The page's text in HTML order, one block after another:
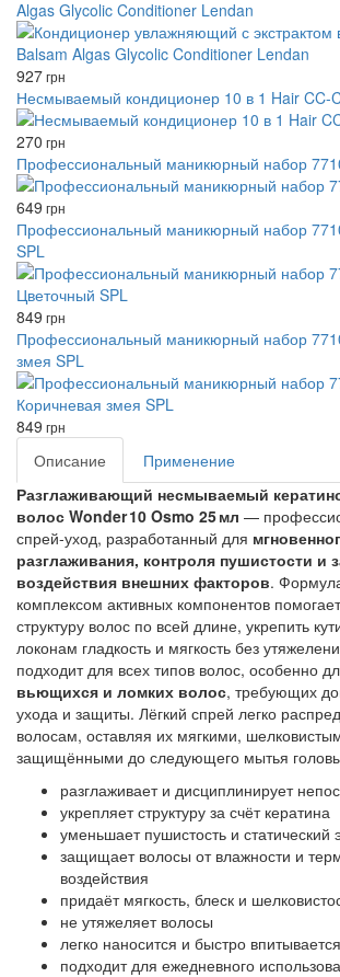
Algas Glycolic Conditioner Lendan
927грн
Несмываемый кондиционер 10 в 1 Hair CC-
270 грн
Профессиональный маникюрный набор
649 грн
Профессиональный маникюрный набор
SPL
849 грн
Профессиональный маникюрный набор
змея SPL
849 грн
Описание
Применение
Разглаживающий несмываемый
волос Wonder 10 Osmo 25 мл —
спрей‑уход, разработанный для
разглаживания, контроля пушистости и
воздействия внешних факторов.
комплексом активных компонентов
структуру волос по всей длине, укрепить
локонам гладкость и мягкость без
подходит для всех типов волос, особенно
вьющихся и ломких волос, требующих
ухода и защиты. Лёгкий спрей легко
волосам, оставляя их мягкими,
защищёнными до следующего мытья
разглаживает и дисциплинирует
укрепляет структуру за счёт кератина
уменьшает пушистость и статический
защищает волосы от влажности и
воздействия
придаёт мягкость, блеск и
не утяжеляет волосы
легко наносится и быстро впитывается
подходит для ежедневного